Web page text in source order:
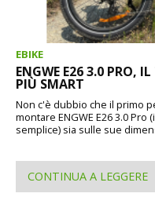
EBIKE
ENGWE E26 3.0 PRO,
PIÙ SMART
Non c'è dubbio che il primo
montare ENGWE E26 3.0
semplice) sia sulle sue
CONTINUA A LEGGERE